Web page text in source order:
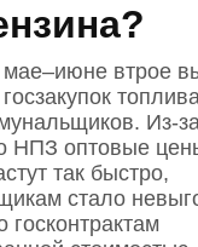
втрое
НПЗ оптовые
так быстро,
стало
госконтрактам